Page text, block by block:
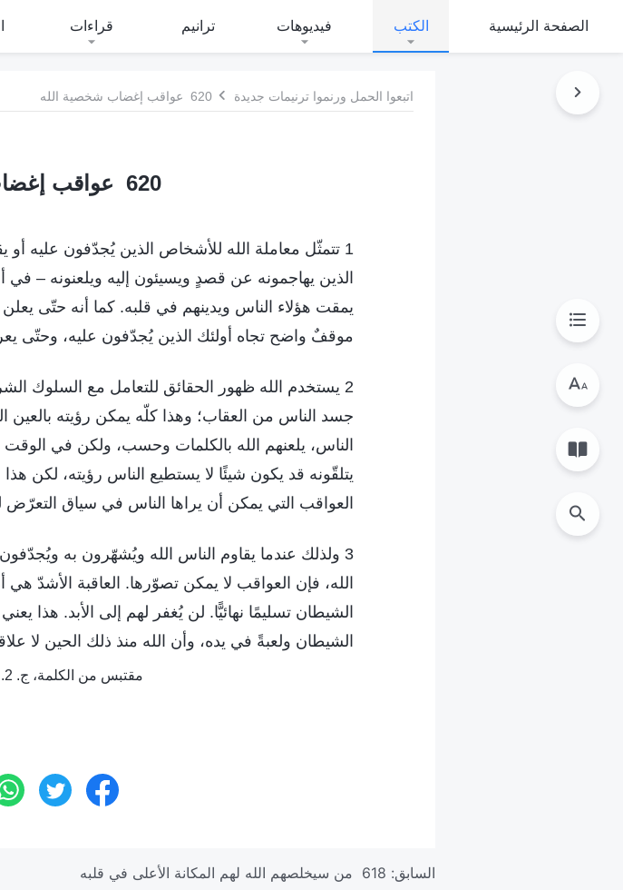
الصفحة الرئيسية الكتب فيديوهات ترانيم قراءات
اتبعوا الحمل ورنموا ترنيمات جديدة 620 عواقب إغضاب شخصية الله
620 عواقب إغضاب شخصية الله
1 تتمثّل معاملة الله للأشخاص الذين يُجدّفون عليه أو
الذين يهاجمونه عن قصدٍ ويسيئون إليه ويلعنونه – في
يمقت هؤلاء الناس ويدينهم في قلبه. كما أنه حتّى
موقفٌ واضح تجاه أولئك الذين يُجدّفون عليه، وحتّى
2 يستخدم الله ظهور الحقائق للتعامل مع السلوك
جسد الناس من العقاب؛ وهذا كلّه يمكن رؤيته بالعين
الناس، يلعنهم الله بالكلمات وحسب، ولكن في
يتلقّونه قد يكون شيئًا لا يستطيع الناس رؤيته، لكن
العواقب التي يمكن أن يراها الناس في سياق التعرّض
3 ولذلك عندما يقاوم الناس الله ويُشهّرون به
الله، فإن العواقب لا يمكن تصوّرها. العاقبة الأشدّ
الشيطان تسليمًا نهائيًّا. لن يُغفر لهم إلى الأبد.
الشيطان ولعبةً في يده، وأن الله منذ ذلك الحين لا
مقتبس من الكلمة، ج. 2. حول معرفة الله. عمل الله، وشخصيّة الله، والله ذاته (ج)
السابق: 618 من سيخلصهم الله لهم المكانة الأعلى في قلبه